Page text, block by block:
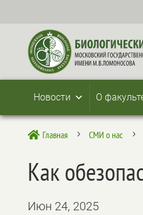
Новости О
 Главная 5 СМИ о нас 5
Как
Июн 24, 2025